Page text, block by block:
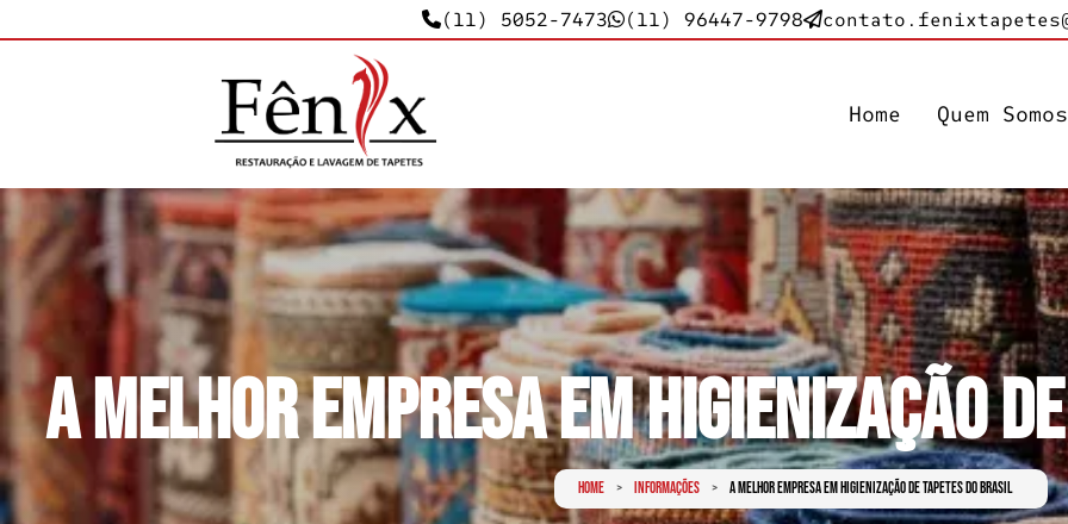
(11) 5052-7473 (11) 96447-9798
Home Quem Somos
A Melhor Empresa em Higienização
Home Informações A Melhor Empresa em Higienização de Tapetes do Brasil